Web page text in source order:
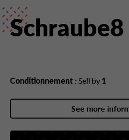
Conditionnement : Sell by 1
See more